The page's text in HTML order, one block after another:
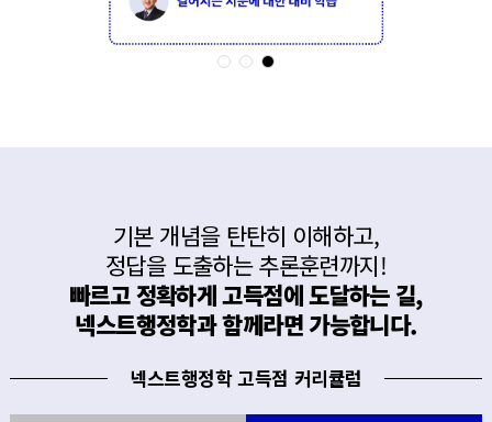
기본 개념을 탄탄히 이해하고,
정답을 도출하는 추론훈련까지!
빠르고 정확하게 고득점에 도달하는 길,
넥스트행정학과 함께라면 가능합니다.
넥스트행정학 고득점 커리큘럼